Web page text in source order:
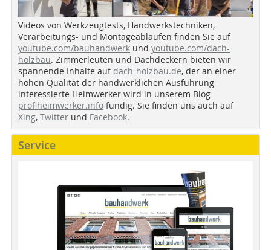
Videos von Werkzeugtests, Handwerkstechniken,
Verarbeitungs- und Montageabläufen finden Sie auf
youtube.com/bauhandwerk und youtube.com/dach-
holzbau. Zimmerleuten und Dachdeckern bieten wir
spannende Inhalte auf dach-holzbau.de, der an einer
hohen Qualität der handwerklichen Ausführung
interessierte Heimwerker wird in unserem Blog
profiheimwerker.info fündig. Sie finden uns auch auf
Xing, Twitter und Facebook.
Service